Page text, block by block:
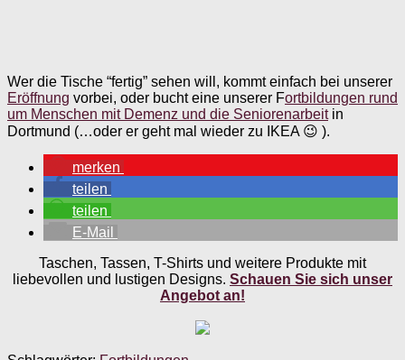
Wer die Tische “fertig” sehen will, kommt einfach bei unserer
Eröffnung vorbei, oder bucht eine unserer Fortbildungen rund
um Menschen mit Demenz und die Seniorenarbeitin
Dortmund (…oder er geht mal wieder zu IKEA 😉 ).
merken
teilen
teilen
E-Mail
Taschen, Tassen, T-Shirts und weitere Produkte mit
liebevollen und lustigen Designs. Schauen Sie sich unser
Angebot an!